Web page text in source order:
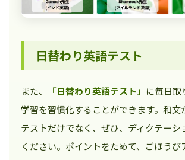
日替わり英語テスト
また、 「日替わり英語テスト」 に毎日取
学習を習慣化することができます。和文
テストだけでなく、ぜひ、ディクテーシ
ください。ポイントをためて、ごほうび